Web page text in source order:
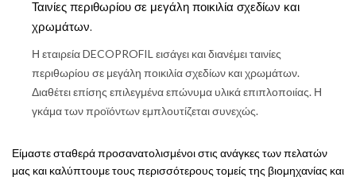
Ταινίες περιθωρίου σε μεγάλη ποικιλία σχεδίων και
χρωμάτων.
Η εταιρεία DECOPROFIL εισάγει και διανέμει ταινίες
περιθωρίου σε μεγάλη ποικιλία σχεδίων και χρωμάτων.
Διαθέτει επίσης επιλεγμένα επώνυμα υλικά επιπλοποιίας. Η
γκάμα των προϊόντων εμπλουτίζεται συνεχώς.
Είμαστε σταθερά προσανατολισμένοι στις ανάγκες των πελατών
μας και καλύπτουμε τους περισσότερους τομείς της βιομηχανίας και